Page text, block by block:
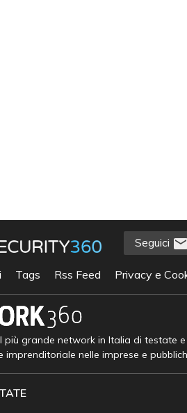
Seguici
Tags Rss Feed Privacy e
più grande network in Italia di testate
imprenditoriale nelle imprese e